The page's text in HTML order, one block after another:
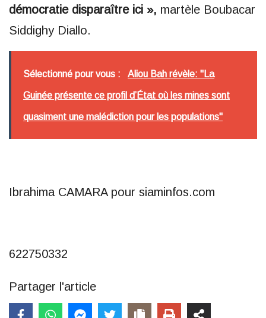
démocratie disparaître ici », martèle Boubacar
Siddighy Diallo.
Sélectionné pour vous : Aliou Bah révèle: "La
Guinée présente ce profil d’État où les mines sont
quasiment une malédiction pour les populations"
Ibrahima CAMARA pour siaminfos.com
622750332
Partager l'article